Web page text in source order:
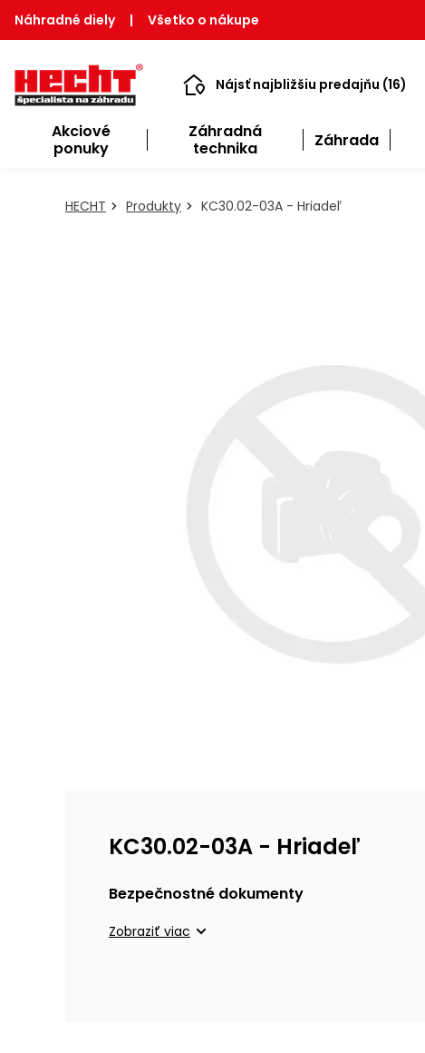
Náhradné diely | Všetko o nákupe
Nájsť najbližšiu predajňu (16)
Akciové
ponuky
Záhradná
technika
Záhrada
HECHT Produkty KC30.02-03A - Hriadeľ
KC30.02-03A - Hriadeľ
Bezpečnostné dokumenty
Zobraziť viac